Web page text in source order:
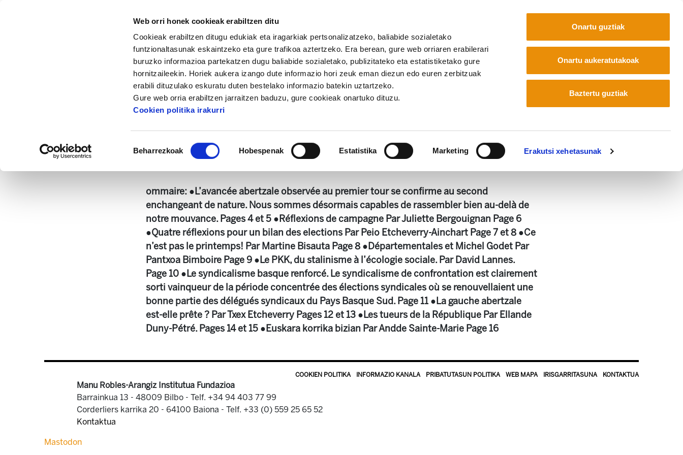
Web orri honek cookieak erabiltzen ditu
Cookieak erabiltzen ditugu edukiak eta iragarkiak pertsonalizatzeko, baliabide sozialetako
funtzionaltasunak eskaintzeko eta gure trafikoa aztertzeko. Era berean, gure web orriaren erabilerari
buruzko informazioa partekatzen dugu baliabide sozialetako, publizitateko eta estatistiketako gure
hornitzaileekin. Horiek aukera izango dute informazio hori zeuk eman diezun edo euren zerbitzuak
erabili dituzulako eskuratu duten bestelako informazio batekin uztartzeko.
Gure web orria erabiltzen jarraitzen baduzu, gure cookieak onartuko dituzu.
Cookien politika irakurri
hautatzea
Beharrezkoak Hobespenak Estatistika Marketing Erakutsi xehetasunak
Onartu guztiak
Onartu aukeratutakoak
Baztertu guztiak
Dokumentazio zentrua Enbata + Alda! Enbata + Alda! 2296
Enbata 2296 - 2015-04-01[1].pdf 2.1 MB
ommaire: ●L’avancée abertzale observée au premier tour se confirme au second
enchangeant de nature. Nous sommes désormais capables de rassembler bien au-delà de
notre mouvance. Pages 4 et 5 ●Réflexions de campagne Par Juliette Bergouignan Page 6
●Quatre réflexions pour un bilan des elections Par Peio Etcheverry-Ainchart Page 7 et 8 ●Ce
n’est pas le printemps! Par Martine Bisauta Page 8 ●Départementales et Michel Godet Par
Pantxoa Bimboire Page 9 ●Le PKK, du stalinisme à l’écologie sociale. Par David Lannes.
Page 10 ●Le syndicalisme basque renforcé. Le syndicalisme de confrontation est clairement
sorti vainqueur de la période concentrée des élections syndicales où se renouvellaient une
bonne partie des délégués syndicaux du Pays Basque Sud. Page 11 ●La gauche abertzale
est-elle prête ? Par Txex Etcheverry Pages 12 et 13 ●Les tueurs de la République Par Ellande
Duny-Pétré. Pages 14 et 15 ●Euskara korrika bizian Par Andde Sainte-Marie Page 16
COOKIEN POLITIKA INFORMAZIO KANALA PRIBATUTASUN POLITIKA WEB MAPA IRISGARRITASUNA KONTAKTUA
Manu Robles-Arangiz Institutua Fundazioa
Barrainkua 13 - 48009 Bilbo - Telf. +34 94 403 77 99
Corderliers karrika 20 - 64100 Baiona - Telf. +33 (0) 559 25 65 52
Kontaktua
Mastodon